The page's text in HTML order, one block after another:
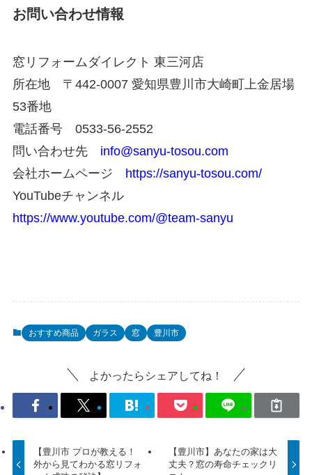
お問い合わせ情報
窓リフォームダイレクト 東三河店
所在地 〒442-0007 愛知県豊川市大崎町上金居場
53番地
電話番号 0533-56-2552
問い合わせ先 info@sanyu-tosou.com
会社ホームページ
https://sanyu-tosou.com/
YouTubeチャンネル
https://www.youtube.com/@team-sanyu
おすすめ商品 ガラス 窓 豊川市
よかったらシェアしてね！
【豊川市 プロが教える！
外から見てわかる窓リフォ
【豊川市】あなたの家は大
丈夫？窓の寿命チェックリ